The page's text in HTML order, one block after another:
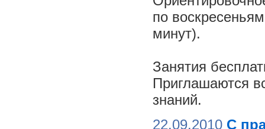
по
минут).
Занятия
Приглашаются
знаний.
22.09.2010 С